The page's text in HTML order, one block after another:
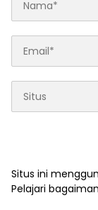
Situs ini
Pelajari